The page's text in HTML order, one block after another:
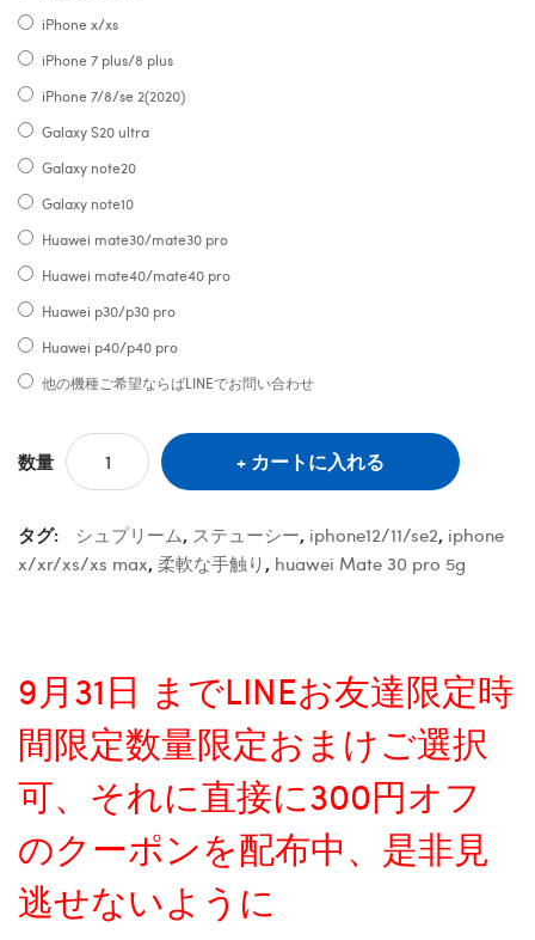
iPhone x/xs
iPhone 7 plus/8 plus
iPhone 7/8/se 2(2020)
Galaxy S20 ultra
Galaxy note20
Galaxy note10
Huawei mate30/mate30 pro
Huawei mate40/mate40 pro
Huawei p30/p30 pro
Huawei p40/p40 pro
他の機種ご希望ならばLINEでお問い合わせ
数量 カートに入れる
タグ: シュプリーム, ステューシー, iphone12/11/se2, iphone
x/xr/xs/xs max, 柔軟な手触り, huawei Mate 30 pro 5g
9月31日 までLINEお友達限定時
間限定数量限定おまけご選択
可、それに直接に300円オフ
のクーポンを配布中、是非見
逃せないように